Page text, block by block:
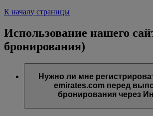
К началу страницы
Использование нашего
бронирования)
Нужно ли мне
emirates.com перед
бронирования через